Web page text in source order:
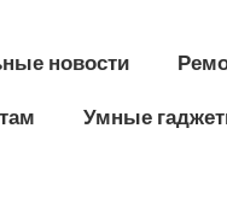
новости
Умные